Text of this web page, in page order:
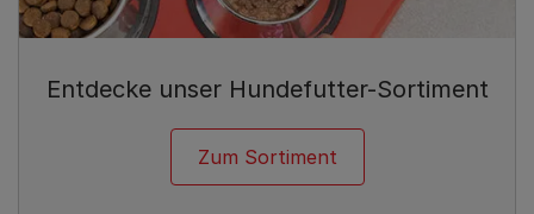
Entdecke unser Hundefutter-Sortiment
Zum Sortiment